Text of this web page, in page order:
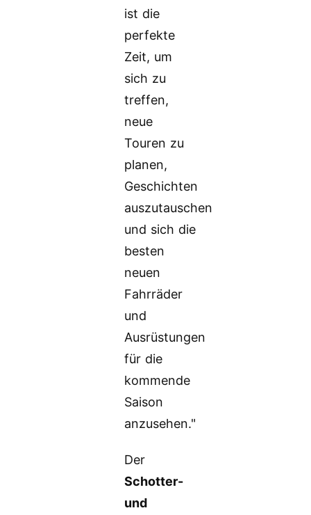
ist die
perfekte
Zeit, um
sich zu
treffen,
neue
Touren zu
planen,
Geschichten
auszutauschen
und sich die
besten
neuen
Fahrräder
und
Ausrüstungen
für die
kommende
Saison
anzusehen."
Der
Schotter-
und